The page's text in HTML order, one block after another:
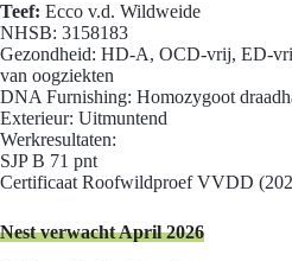
Teef: Ecco v.d. Wildweide
NHSB: 3158183
Gezondheid: HD-A, OCD-vrij, ED-
van oogziekten
DNA Furnishing: Homozygoot
Exterieur: Uitmuntend
Werkresultaten:
SJP B 71 pnt
Certificaat Roofwildproef VVDD
Nest verwacht April 2026